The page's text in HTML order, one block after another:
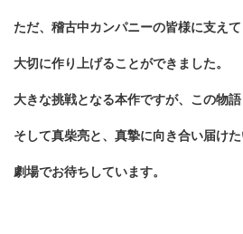
ただ、稽古中カンパニーの皆様に支え
大切に作り上げることができました。
大きな挑戦となる本作ですが、この物語
そして真柴亮と、真摯に向き合い届けた
劇場でお待ちしています。